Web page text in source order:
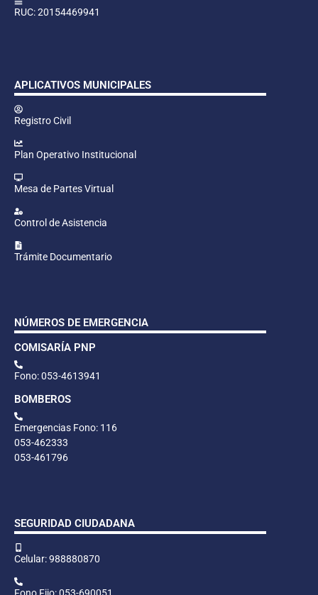
RUC: 20154469941
APLICATIVOS MUNICIPALES
Registro Civil
Plan Operativo Institucional
Mesa de Partes Virtual
Control de Asistencia
Trámite Documentario
NÚMEROS DE EMERGENCIA
COMISARÍA PNP
Fono: 053-4613941
BOMBEROS
Emergencias Fono: 116
053-462333
053-461796
SEGURIDAD CIUDADANA
Celular: 988880870
Fono Fijo: 053-690051